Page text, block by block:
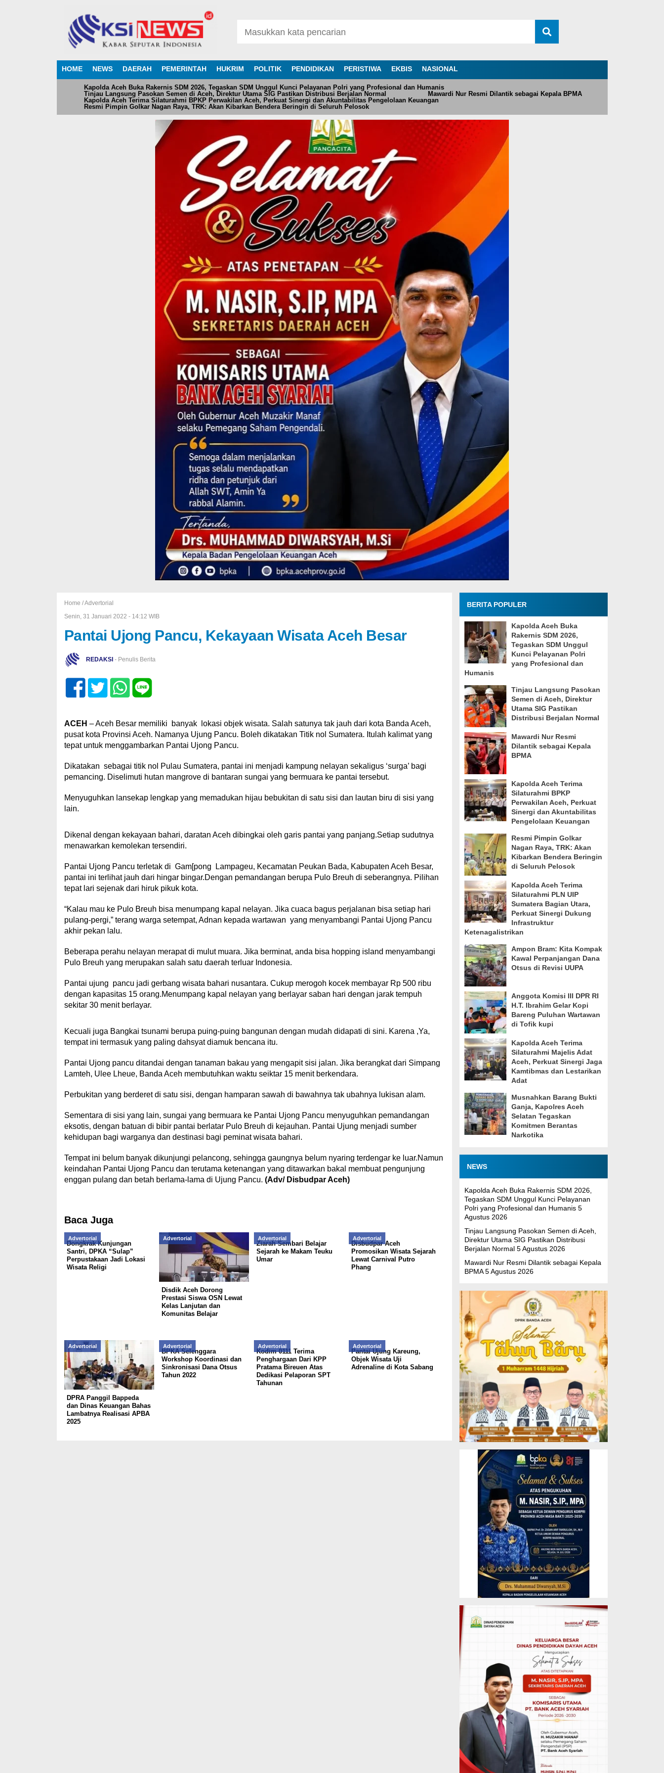
HOME NEWS DAERAH PEMERINTAH HUKRIM POLITIK PENDIDIKAN PERISTIWA EKBIS NASIONAL
Kapolda Aceh Buka Rakernis SDM 2026, Tegaskan SDM Unggul Kunci Pelayanan Polri yang Profesional dan Humanis
Tinjau Langsung Pasokan Semen di Aceh, Direktur Utama SIG Pastikan Distribusi Berjalan Normal
Mawardi Nur Resmi Dilantik sebagai Kepala BPMA
Kapolda Aceh Terima Silaturahmi BPKP Perwakilan Aceh, Perkuat Sinergi dan Akuntabilitas Pengelolaan Keuangan
Resmi Pimpin Golkar Nagan Raya, TRK: Akan Kibarkan Bendera Beringin di Seluruh Pelosok
Home /Advertorial
Senin, 31 Januari 2022 - 14:12 WIB
Pantai Ujong Pancu, Kekayaan Wisata Aceh Besar
REDAKSI - Penulis Berita
ACEH – Aceh Besar memiliki banyak lokasi objek wisata. Salah satunya tak jauh dari kota Banda Aceh,
pusat kota Provinsi Aceh. Namanya Ujung Pancu. Boleh dikatakan Titik nol Sumatera. Itulah kalimat yang
tepat untuk menggambarkan Pantai Ujong Pancu.
Dikatakan sebagai titik nol Pulau Sumatera, pantai ini menjadi kampung nelayan sekaligus ‘surga’ bagi
pemancing. Diselimuti hutan mangrove di bantaran sungai yang bermuara ke pantai tersebut.
Menyuguhkan lansekap lengkap yang memadukan hijau bebukitan di satu sisi dan lautan biru di sisi yang
lain.
Dikenal dengan kekayaan bahari, daratan Aceh dibingkai oleh garis pantai yang panjang.Setiap sudutnya
menawarkan kemolekan tersendiri.
Pantai Ujong Pancu terletak di Gam[pong Lampageu, Kecamatan Peukan Bada, Kabupaten Aceh Besar,
pantai ini terlihat jauh dari hingar bingar.Dengan pemandangan berupa Pulo Breuh di seberangnya. Pilihan
tepat lari sejenak dari hiruk pikuk kota.
“Kalau mau ke Pulo Breuh bisa menumpang kapal nelayan. Jika cuaca bagus perjalanan bisa setiap hari
pulang-pergi,” terang warga setempat, Adnan kepada wartawan yang menyambangi Pantai Ujong Pancu
akhir pekan lalu.
Beberapa perahu nelayan merapat di mulut muara. Jika berminat, anda bisa hopping island menyambangi
Pulo Breuh yang merupakan salah satu daerah terluar Indonesia.
Pantai ujung pancu jadi gerbang wisata bahari nusantara. Cukup merogoh kocek membayar Rp 500 ribu
dengan kapasitas 15 orang.Menumpang kapal nelayan yang berlayar saban hari dengan jarak tempuh
sekitar 30 menit berlayar.
Kecuali juga Bangkai tsunami berupa puing-puing bangunan dengan mudah didapati di sini. Karena ,Ya,
tempat ini termasuk yang paling dahsyat diamuk bencana itu.
Pantai Ujong pancu ditandai dengan tanaman bakau yang mengapit sisi jalan. Jika berangkat dari Simpang
Lamteh, Ulee Lheue, Banda Aceh membutuhkan waktu seiktar 15 menit berkendara.
Perbukitan yang berderet di satu sisi, dengan hamparan sawah di bawahnya tak ubahnya lukisan alam.
Sementara di sisi yang lain, sungai yang bermuara ke Pantai Ujong Pancu menyuguhkan pemandangan
eksotis, dengan batuan di bibir pantai berlatar Pulo Breuh di kejauhan. Pantai Ujung menjadi sumber
kehidupan bagi warganya dan destinasi bagi peminat wisata bahari.
Tempat ini belum banyak dikunjungi pelancong, sehingga gaungnya belum nyaring terdengar ke luar.Namun
keindahan Pantai Ujong Pancu dan terutama ketenangan yang ditawarkan bakal membuat pengunjung
enggan pulang dan betah berlama-lama di Ujung Pancu. (Adv/ Disbudpar Aceh)
Baca Juga
Advertorial
Dongkrak Kunjungan
Santri, DPKA “Sulap”
Perpustakaan Jadi Lokasi
Wisata Religi
Advertorial
Disdik Aceh Dorong
Prestasi Siswa OSN Lewat
Kelas Lanjutan dan
Komunitas Belajar
Advertorial
Ziarah Sembari Belajar
Sejarah ke Makam Teuku
Umar
Advertorial
Disbudpar Aceh
Promosikan Wisata Sejarah
Lewat Carnival Putro
Phang
Advertorial
DPRA Panggil Bappeda
dan Dinas Keuangan Bahas
Lambatnya Realisasi APBA
2025
Advertorial
BPKA Selenggara
Workshop Koordinasi dan
Sinkronisasi Dana Otsus
Tahun 2022
Advertorial
Kodim 0111 Terima
Penghargaan Dari KPP
Pratama Bireuen Atas
Dedikasi Pelaporan SPT
Tahunan
Advertorial
Pantai Ujung Kareung,
Objek Wisata Uji
Adrenaline di Kota Sabang
BERITA POPULER
Kapolda Aceh Buka
Rakernis SDM 2026,
Tegaskan SDM Unggul
Kunci Pelayanan Polri
yang Profesional dan
Humanis
Tinjau Langsung Pasokan
Semen di Aceh, Direktur
Utama SIG Pastikan
Distribusi Berjalan Normal
Mawardi Nur Resmi
Dilantik sebagai Kepala
BPMA
Kapolda Aceh Terima
Silaturahmi BPKP
Perwakilan Aceh, Perkuat
Sinergi dan Akuntabilitas
Pengelolaan Keuangan
Resmi Pimpin Golkar
Nagan Raya, TRK: Akan
Kibarkan Bendera Beringin
di Seluruh Pelosok
Kapolda Aceh Terima
Silaturahmi PLN UIP
Sumatera Bagian Utara,
Perkuat Sinergi Dukung
Infrastruktur
Ketenagalistrikan
Ampon Bram: Kita Kompak
Kawal Perpanjangan Dana
Otsus di Revisi UUPA
Anggota Komisi III DPR RI
H.T. Ibrahim Gelar Kopi
Bareng Puluhan Wartawan
di Tofik kupi
Kapolda Aceh Terima
Silaturahmi Majelis Adat
Aceh, Perkuat Sinergi Jaga
Kamtibmas dan Lestarikan
Adat
Musnahkan Barang Bukti
Ganja, Kapolres Aceh
Selatan Tegaskan
Komitmen Berantas
Narkotika
NEWS
Kapolda Aceh Buka Rakernis SDM 2026,
Tegaskan SDM Unggul Kunci Pelayanan
Polri yang Profesional dan Humanis 5
Agustus 2026
Tinjau Langsung Pasokan Semen di Aceh,
Direktur Utama SIG Pastikan Distribusi
Berjalan Normal 5 Agustus 2026
Mawardi Nur Resmi Dilantik sebagai Kepala
BPMA 5 Agustus 2026